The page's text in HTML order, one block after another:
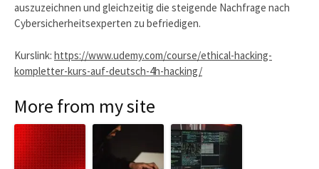
auszuzeichnen und gleichzeitig die steigende Nachfrage nach
Cybersicherheitsexperten zu befriedigen.
Kurslink: https://www.udemy.com/course/ethical-hacking-
kompletter-kurs-auf-deutsch-4h-hacking/
More from my site